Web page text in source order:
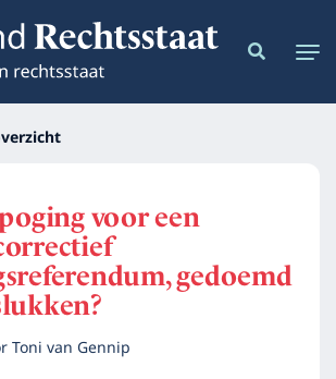
voor een
gedoemd
Toni van Gennip